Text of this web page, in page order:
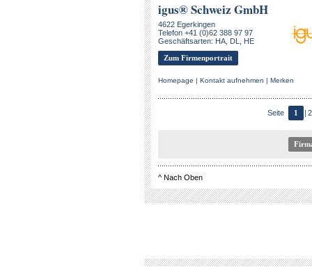
igus® Schweiz GmbH
4622 Egerkingen
Telefon +41 (0)62 388 97 97
Geschäftsarten: HA, DL, HE
Zum Firmenportrait
Homepage | Kontakt aufnehmen | Merken
Seite 1 | 2
^ Nach Oben